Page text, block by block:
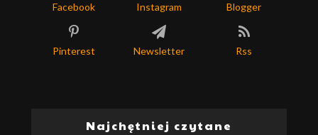
Facebook Instagram Blogger
Pinterest Newsletter Rss
Najchętniej czytane